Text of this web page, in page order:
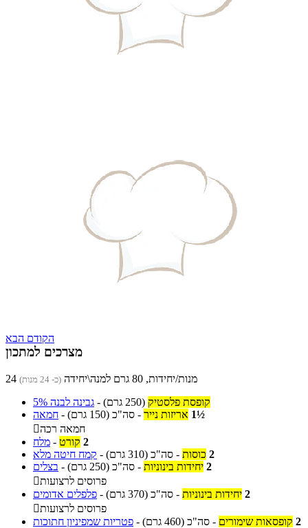
הקודם הבא
מצרכים למתכון
24 מנות/יחידות, 80 גרם למנה\יחידה (כ- 24 מנות)
גבינה לבנה 5% - קופסת פלסטיק (250 גרם)
חמאה - 1½ אריזות נייר - סה"כ (150 גרם)
חמאה רכה
מלח - 2 קורט
קמח חיטה מלא - 2 כוסות - סה"כ (310 גרם)
בצלים - 2 יחידות בינוניות - סה"כ (250 גרם)
פרוסים לרצועות
פלפלים אדומים - 2 יחידות בינוניות - סה"כ (370 גרם)
פרוסים לרצועות
פטריות שמפיניון חתוכות - 2 קופסאות שימורים - סה"כ (460 גרם)